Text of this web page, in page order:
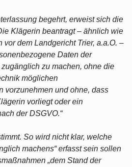
begehrt, erweist sich die
Klägerin beantragt – ähnlich wie
vor dem Landgericht Trier, a.a.O. –
Daten der
zu machen, ohne die
möglichen
vorzunehmen und ohne, dass
vorliegt oder ein
der DSGVO.“
So wird nicht klar, welche
machens“ erfasst sein sollen
„dem Stand der